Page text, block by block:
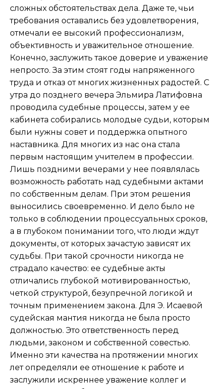
сложных обстоятельствах дела. Даже те, чьи
требования оставались без удовлетворения,
отмечали ее высокий профессионализм,
объективность и уважительное отношение.
Конечно, заслужить такое доверие и уважение
непросто. За этим стоят годы напряженного
труда и отказ от многих жизненных радостей. С
утра до позднего вечера Эльмира Латифовна
проводила судебные процессы, затем у ее
кабинета собирались молодые судьи, которым
были нужны совет и поддержка опытного
наставника. Для многих из нас она стала
первым настоящим учителем в профессии.
Лишь поздними вечерами у нее появлялась
возможность работать над судебными актами
по собственным делам. При этом решения
выносились своевременно. И дело было не
только в соблюдении процессуальных сроков,
а в глубоком понимании того, что люди ждут
документы, от которых зачастую зависят их
судьбы. При такой срочности никогда не
страдало качество: ее судебные акты
отличались глубокой мотивированностью,
четкой структурой, безупречной логикой и
точным применением закона. Для Э. Исаевой
судейская мантия никогда не была просто
должностью. Это ответственность перед
людьми, законом и собственной совестью.
Именно эти качества на протяжении многих
лет определяли ее отношение к работе и
заслужили искреннее уважение коллег и